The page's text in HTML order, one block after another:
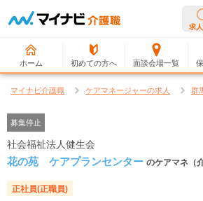
求
ホーム 初めての方へ 面談会場一覧
マイナビ介護職 ケアマネージャーの求人 群
募集停止
社会福祉法人健生会
花の苑 ケアプランセンター のケアマネ（
正社員(正職員)